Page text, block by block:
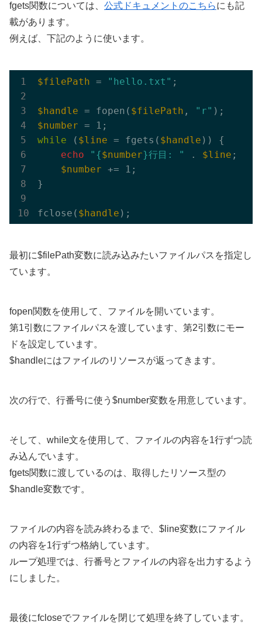
fgets関数については、 公式ドキュメントのこちらにも記
載があります。
例えば、下記のように使います。
$filePath = "hello.txt" ;
$handle = fopen( $filePath , "r"
$number
while ( $line = fgets( $handle )) {
echo
"{$number}行目: " . $line ;
$number += 1;
}
fclose( $handle
最初に$filePath変数に読み込みたいファイルパスを指定し
ています。
fopen関数を使用して、ファイルを開いています。
第1引数にファイルパスを渡しています、第2引数にモー
ドを設定しています。
$handleにはファイルのリソースが返ってきます。
次の行で、行番号に使う$number変数を用意しています。
そして、while文を使用して、ファイルの内容を1行ずつ読
み込んでいます。
fgets関数に渡しているのは、取得したリソース型の
$handle変数です。
ファイルの内容を読み終わるまで、$line変数にファイル
の内容を1行ずつ格納しています。
ループ処理では、行番号とファイルの内容を出力するよう
にしました。
最後にfcloseでファイルを閉じて処理を終了しています。